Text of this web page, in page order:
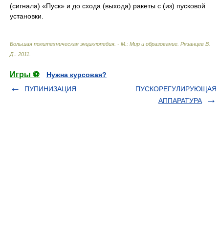
(сигнала) «Пуск» и до схода (выхода) ракеты с (из) пусковой
установки.
Большая политехническая энциклопедия. - М.: Мир и образование Рязанцев В.
Д.
2011
Игры ⚽
Нужна курсовая?
ПУПИНИЗАЦИЯ
ПУСКОРЕГУЛИРУЮЩАЯ
АППАРАТУРА